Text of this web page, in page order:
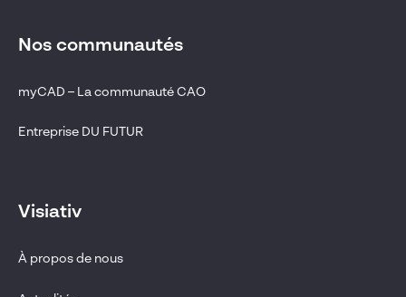
Nos communautés
myCAD – La communauté CAO
Entreprise DU FUTUR
Visiativ
À propos de nous